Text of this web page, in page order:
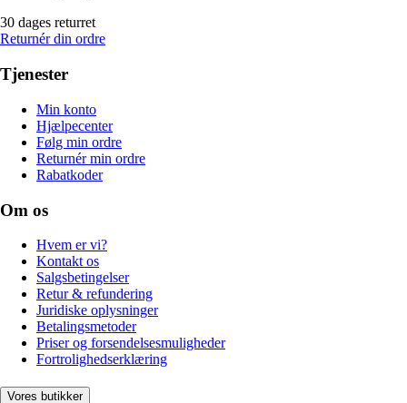
30 dages returret
Returnér din ordre
Tjenester
Min konto
Hjælpecenter
Følg min ordre
Returnér min ordre
Rabatkoder
Om os
Hvem er vi?
Kontakt os
Salgsbetingelser
Retur & refundering
Juridiske oplysninger
Betalingsmetoder
Priser og forsendelsesmuligheder
Fortrolighedserklæring
Vores butikker